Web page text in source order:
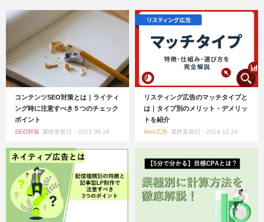
コンテンツSEO対策とは｜ライティ
ング時に注意すべき５つのチェック
ポイント
SEO対策 最終更新日：2023.06.18
リスティング広告のマッチタイプと
は｜タイプ別のメリット・デメリッ
トを紹介
Web広告 最終更新日：2024.12.24